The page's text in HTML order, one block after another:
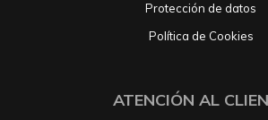
Protección de datos
Política de Cookies
ATENCIÓN AL